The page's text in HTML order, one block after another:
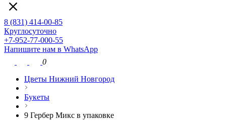
8 (831) 414-00-85
Круглосуточно
+7-952-77-000-55
Напишите нам в WhatsApp
0
Цветы Нижний Новгород
Букеты
9 Гербер Микс в упаковке